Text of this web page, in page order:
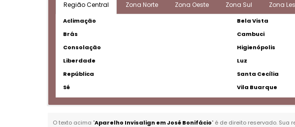
Região Central Zona Norte Zona Oeste Zona Sul Zona
Aclimação Bela Vista
Brás
Cambuci
Consolação
Higienópolis
Liberdade
Luz
República
Santa Cecília
Sé
Vila Buarque
O texto acima "Aparelho Invisalign em José Bonifácio" é de direito reservado. Sua